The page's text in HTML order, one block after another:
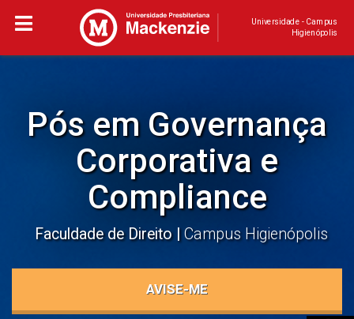
Universidade - Campus
Higienópolis
Pós em Governança
Corporativa e
Compliance
Faculdade de Direito Campus Higienópolis
AVISE-ME